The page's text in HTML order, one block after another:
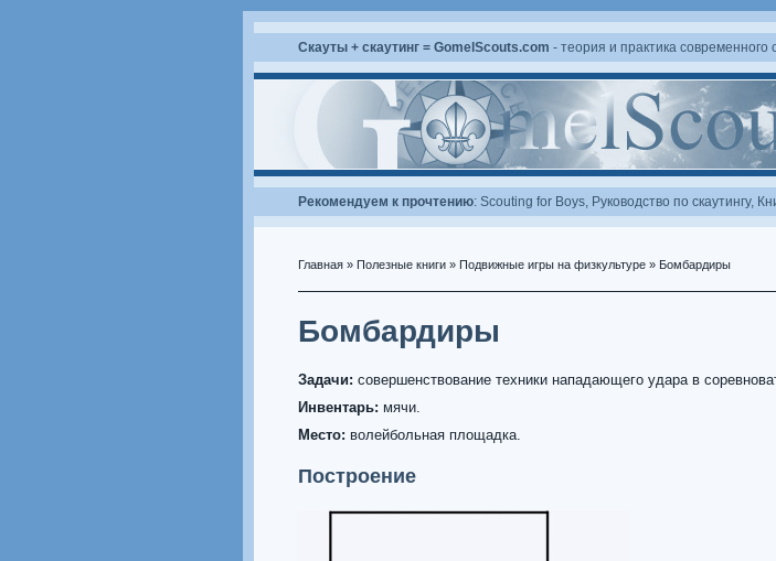
Скауты + скаутинг = GomelScouts.com - теория и практика современного
Рекомендуем к прочтению: Scouting for Boys, Руководство по скаутингу,
Главная » Полезные книги » Подвижные игры на физкультуре » Бомбардиры
Бомбардиры
Задачи: совершенствование техники нападающего удара в
Инвентарь: мячи.
Место: волейбольная площадка.
Построение